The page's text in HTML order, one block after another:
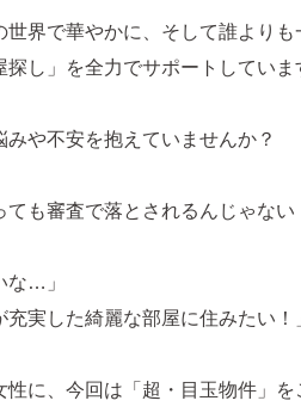
界で華やかに、そして誰よりも
し」を全力でサポートしていま
や不安を抱えていませんか？
ても審査で落とされるんじゃない
な…」
実した綺麗な部屋に住みたい！
に、今回は「超・目玉物件」を